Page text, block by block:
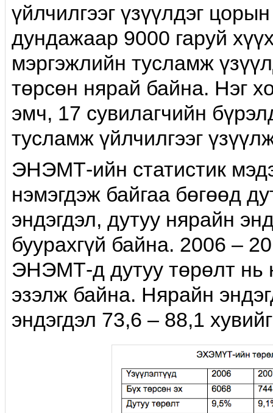
үйлчилгээг үзүүлдэг
дундажаар 9000 гаруй
мэргэжлийн тусламж
төрсөн нярай байна. Нэг
эмч, 17 сувилагчийн
тусламж үйлчилгээг
ЭНЭМТ-ийн статистик
нэмэгдэж байгаа бөгөөд
эндэгдэл, дутуу нярайн
буурахгүй байна. 2006 –
ЭНЭМТ-д дутуу төрөлт нь
эзэлж байна. Нярайн
эндэгдэл 73,6 – 88,1